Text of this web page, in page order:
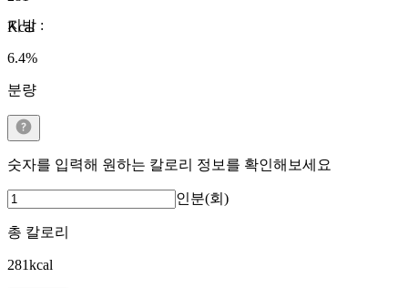
Kcal
지방 :
6.4%
분량
숫자를 입력해 원하는 칼로리 정보를 확인해보세요
인분(회)
총 칼로리
281kcal